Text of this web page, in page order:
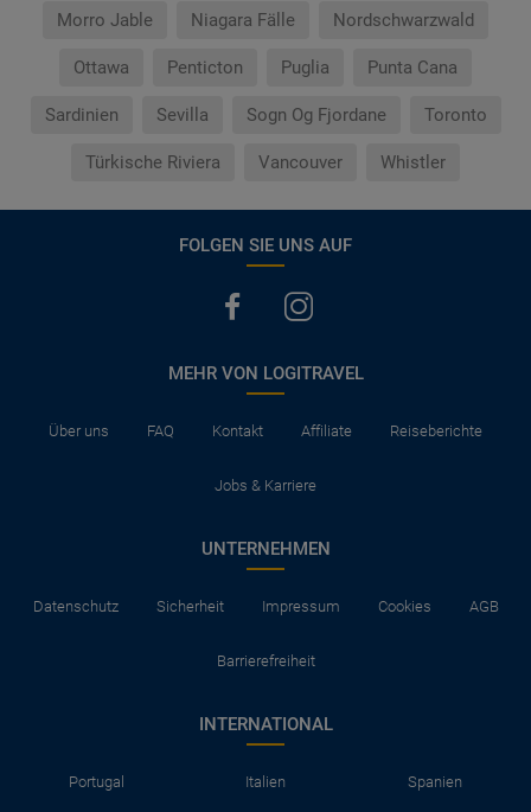
Morro Jable Niagara Fälle Nordschwarzwald
Ottawa Penticton Puglia Punta Cana
Sardinien Sevilla Sogn Og Fjordane Toronto
Türkische Riviera Vancouver Whistler
FOLGEN SIE UNS AUF
MEHR VON LOGITRAVEL
Über uns FAQ Kontakt Affiliate Reiseberichte
Jobs & Karriere
UNTERNEHMEN
Datenschutz Sicherheit Impressum Cookies AGB
Barrierefreiheit
INTERNATIONAL
Portugal Italien Spanien